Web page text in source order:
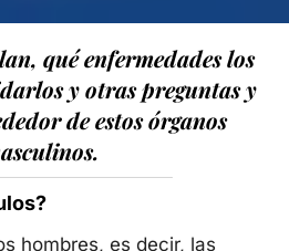
qué enfermedades los
y otras preguntas y
de estos órganos
hombres, es decir, las